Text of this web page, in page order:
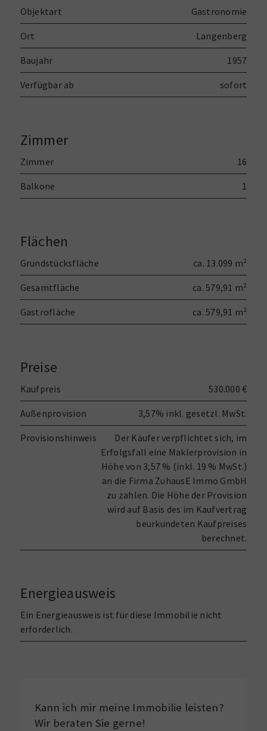
Objektart Gastronomie
Ort Langenberg
Baujahr 1957
Verfügbar ab sofort
Zimmer
Zimmer 16
Balkone 1
Flächen
Grundstücksfläche ca. 13.099 m²
Gesamtfläche ca. 579,91 m²
Gastrofläche ca. 579,91 m²
Preise
Kaufpreis 530.000 €
Außenprovision 3,57% inkl. gesetzl. MwSt.
Provisionshinweis
Der Käufer verpflichtet sich, im
Erfolgsfall eine Maklerprovision in
Höhe von 3,57 % (inkl. 19 % MwSt.)
an die Firma ZuhausE Immo GmbH
zu zahlen. Die Höhe der Provision
wird auf Basis des im Kaufvertrag
beurkundeten Kaufpreises
berechnet.
Energieausweis
Ein Energieausweis ist für diese Immobilie nicht
erforderlich.
Kann ich mir meine Immobilie leisten?
Wir beraten Sie gerne!